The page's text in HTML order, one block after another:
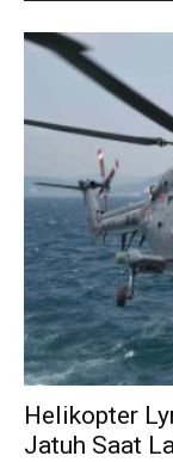
Helikopter
Jatuh Saat